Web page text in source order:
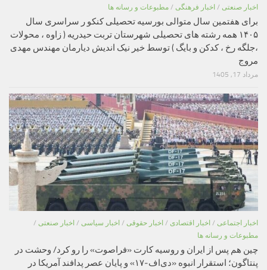
اخبار صنعتی / اخبار فرهنگی / مطبوعات و رسانه ها
برای هفتمین سال متوالی بورسیه تحصیلی کنکو ر سراسری سال
۱۴۰۵ همه رشته های تحصیلی شهرستان تربت حیدریه ( زاوه ، محولات
،جلگه رخ ، کدکن و بایگ ) توسط خیر نیک اندیش دیارمان مهندس مهدی
مروج
مرداد 17, 1405
اخبار اجتماعی / اخبار اقتصادی / اخبار حقوقی / اخبار سیاسی / اخبار صنعتی /
مطبوعات و رسانه ها
چین هم پس از ایران و روسیه کارت «فراصوت» را رو کرد/ وحشت در
پنتاگون؛ استقرار انبوه «دی‌اف‑۱۷» و پایان عصر پدافند آمریکا در